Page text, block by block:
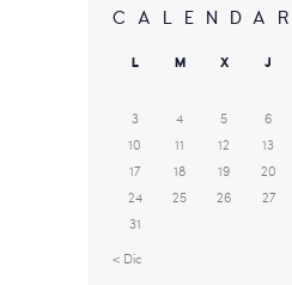
CALENDAR
L M X J
3 4 5 6
10
11 12 13
17
18 19 20
24
25 26 27
31
« Dic